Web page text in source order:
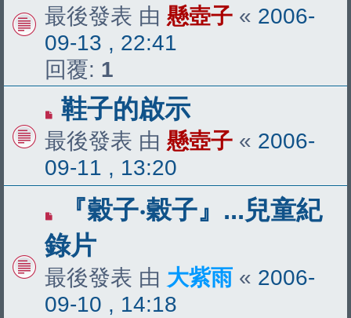
最後發表 由 懸壺子 « 2006-
09-13 , 22:41
回覆: 1
鞋子的啟示
最後發表 由 懸壺子 « 2006-
09-11 , 13:20
『穀子‧穀子』...兒童紀
錄片
最後發表 由 大紫雨 « 2006-
09-10 , 14:18